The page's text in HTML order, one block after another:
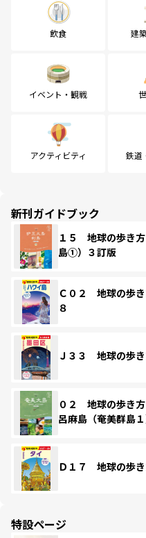
飲食 建
イベント・観戦
アクティビティ 鉄道
新刊ガイドブック
１５ 地球の歩き
島①）３訂版
Ｃ０２ 地球の歩
８
Ｊ３３ 地球の歩
０２ 地球の歩
呂麻島（奄美群島
Ｄ１７ 地球の歩
特設ページ